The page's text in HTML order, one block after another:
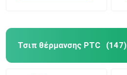
Τσιπ θέρμανσης PTC (147)